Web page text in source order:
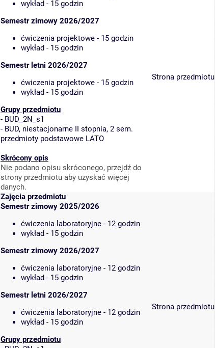
wykład - 15 godzin
Semestr zimowy 2026/2027
ćwiczenia projektowe - 15 godzin
wykład - 15 godzin
Semestr letni 2026/2027
ćwiczenia projektowe - 15 godzin
wykład - 15 godzin
Grupy przedmiotu
- BUD_2N_s1
- BUD, niestacjonarne II stopnia, 2 sem.
przedmioty podstawowe LATO
Skrócony opis
Nie podano opisu skróconego, przejdź do
strony przedmiotu aby uzyskać więcej
danych.
Strona przedmiotu
Zajęcia przedmiotu
Semestr zimowy 2025/2026
ćwiczenia laboratoryjne - 12 godzin
wykład - 15 godzin
Semestr zimowy 2026/2027
ćwiczenia laboratoryjne - 12 godzin
wykład - 15 godzin
Semestr letni 2026/2027
ćwiczenia laboratoryjne - 12 godzin
wykład - 15 godzin
Grupy przedmiotu
Strona przedmiotu